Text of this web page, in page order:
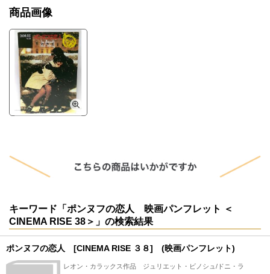
商品画像
キーワード「ポンヌフの恋人 映画パンフレット ＜
CINEMA RISE 38＞」の検索結果
ポンヌフの恋人 [CINEMA RISE ３８] (映画パンフレット)
レオン・カラックス作品 ジュリエット・ビノシュ/ドニ・ラ